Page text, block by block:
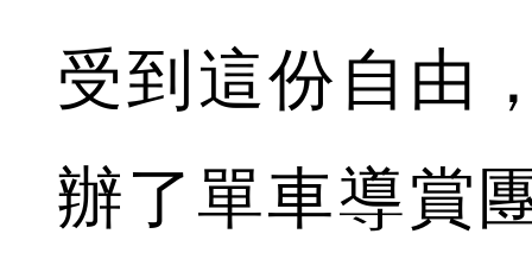
受到這份自由
辦了單車導賞